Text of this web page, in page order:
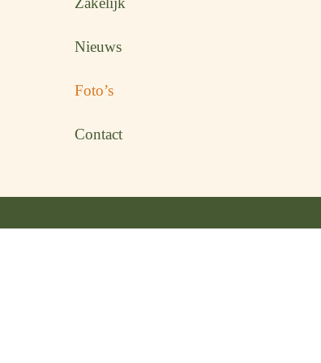
Nieuws
Foto’s
Contact